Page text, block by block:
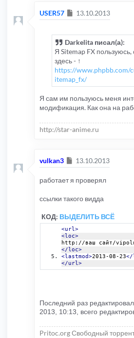
USER57 Сообщение
13.10.2013
Darkelita писал(а):
Я Sitemap FX
здесь - ↑
https://www.phpbb.com/
itemap_fx/
Я сам им пользуюсь меня
модификация. Как она на
http://star-anime.ru
vulkan3 Сообщение
13.10.2013
работает я проверял
ссылки такого видда
КОД: ВЫДЕЛИТЬ ВСЁ
<url>
<loc>
http://ваш сайт/
</loc>
<lastmod>2013-08-23</
</url>
Последний раз
2013, 10:13, всего
Pritoc.org Свободный